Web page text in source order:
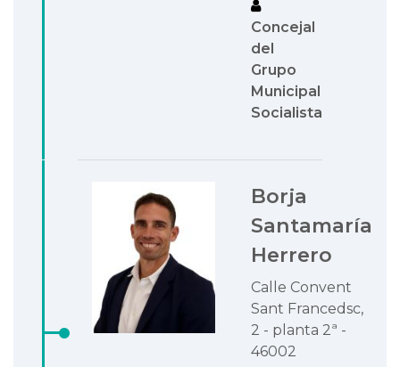
Concejal
del
Grupo
Municipal
Socialista
Borja
Santamaría
Herrero
Calle Convent
Sant Francedsc,
2 - planta 2ª -
46002